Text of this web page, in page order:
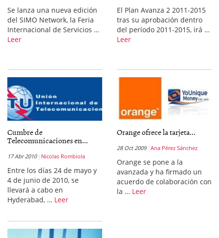
Se lanza una nueva edición
del SIMO Network, la Feria
Internacional de Servicios …
Leer
El Plan Avanza 2 2011-2015
tras su aprobación dentro
del período 2011-2015, irá …
Leer
Cumbre de
Telecomunicaciones en...
17 Abr 2010 Nicolas Rombiola
Entre los días 24 de mayo y
4 de junio de 2010, se
llevará a cabo en
Hyderabad, … Leer
Orange ofrece la tarjeta...
28 Oct 2009 Ana Pérez Sánchez
Orange se pone a la
avanzada y ha firmado un
acuerdo de colaboración con
la … Leer